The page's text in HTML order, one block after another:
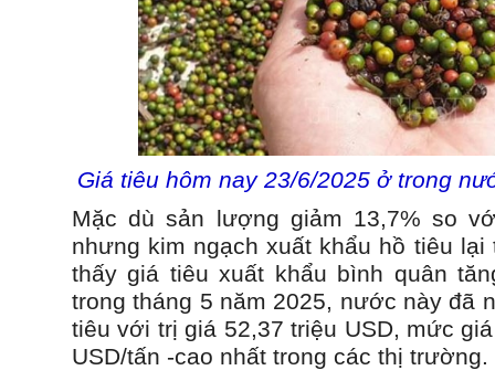
Giá tiêu hôm nay 23/6/2025 ở trong
Mặc dù sản lượng giảm 13,7% so
nhưng kim ngạch xuất khẩu hồ tiêu lại
thấy giá tiêu xuất khẩu bình quân
trong tháng 5 năm 2025, nước này đã
tiêu với trị giá 52,37 triệu USD, mức
USD/tấn -cao nhất trong các thị trường.